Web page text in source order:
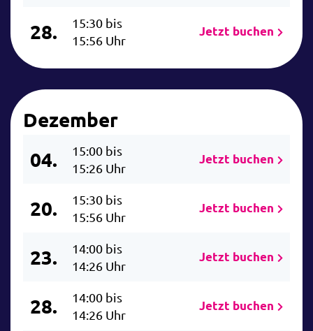
28.
15:30 bis
15:56 Uhr
Jetzt buchen
Dezember
04.
15:00 bis
15:26 Uhr
Jetzt buchen
20.
15:30 bis
15:56 Uhr
Jetzt buchen
23.
14:00 bis
14:26 Uhr
Jetzt buchen
28.
14:00 bis
14:26 Uhr
Jetzt buchen